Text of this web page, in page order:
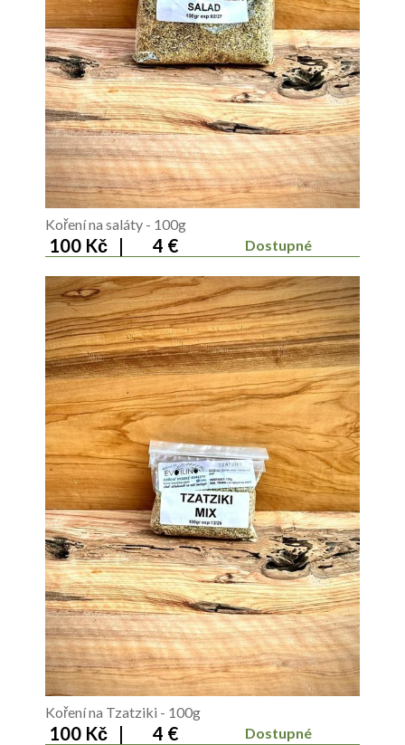
Koření na saláty - 100g
100 Kč | 4 € Dostupné
Koření na Tzatziki - 100g
100 Kč | 4 € Dostupné